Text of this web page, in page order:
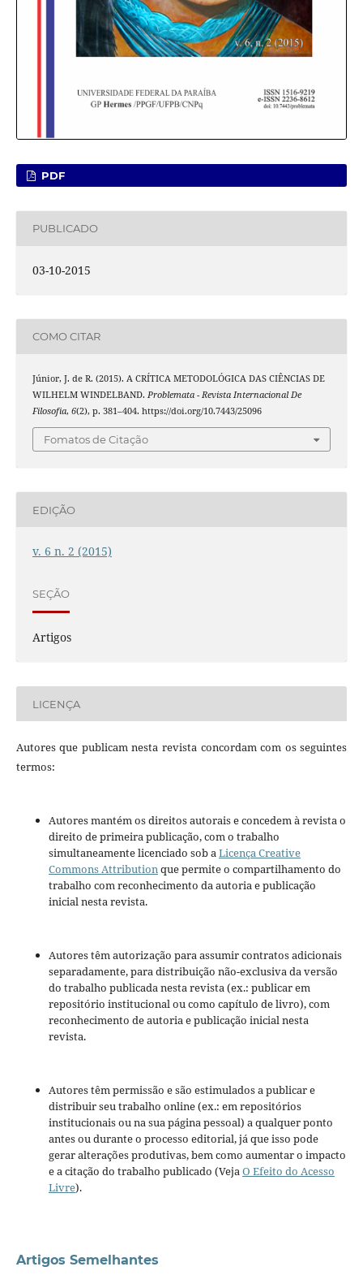
PDF
PUBLICADO
03-10-2015
COMO CITAR
Júnior, J. de R. (2015). A CRÍTICA METODOLÓGICA DAS CIÊNCIAS DE
WILHELM WINDELBAND. Problemata - Revista Internacional De
Filosofia, 6(2), p. 381–404. https://doi.org/10.7443/25096
Fomatos de Citação
EDIÇÃO
v. 6 n. 2 (2015)
SEÇÃO
Artigos
LICENÇA
Autores que publicam nesta revista concordam com os seguintes
termos:
Autores mantém os direitos autorais e concedem à revista o
direito de primeira publicação, com o trabalho
simultaneamente licenciado sob aLicença Creative
Commons Attributionque permite o compartilhamento do
trabalho com reconhecimento da autoria e publicação
inicial nesta revista.
Autores têm autorização para assumir contratos adicionais
separadamente, para distribuição não-exclusiva da versão
do trabalho publicada nesta revista (ex.: publicar em
repositório institucional ou como capítulo de livro), com
reconhecimento de autoria e publicação inicial nesta
revista.
Autores têm permissão e são estimulados a publicar e
distribuir seu trabalho online (ex.: em repositórios
institucionais ou na sua página pessoal) a qualquer ponto
antes ou durante o processo editorial, já que isso pode
gerar alterações produtivas, bem como aumentar o impacto
e a citação do trabalho publicado (VejaO Efeito do Acesso
Livre).
Artigos Semelhantes